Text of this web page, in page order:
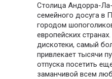
Столица Андорра-
семейного досуга в
городом
европейских
дискотеки, самый
привлекает тысячи
отпуска посетить
заманчивой всем